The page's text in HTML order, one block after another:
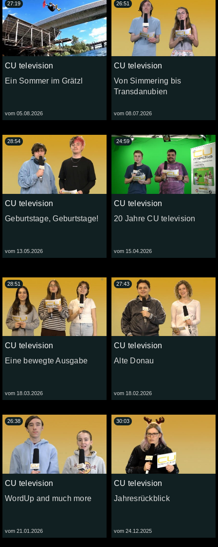
CU television
Ein Sommer im Grätzl
vom 05.08.2026
27:19
CU television
Von Simmering bis
Transdanubien
vom 08.07.2026
26:51
CU television
Geburtstage, Geburtstage!
vom 13.05.2026
28:54
CU television
20 Jahre CU television
vom 15.04.2026
24:59
CU television
Eine bewegte Ausgabe
vom 18.03.2026
28:51
CU television
Alte Donau
vom 18.02.2026
27:43
CU television
WordUp and much more
vom 21.01.2026
26:38
CU television
Jahresrückblick
vom 24.12.2025
30:03